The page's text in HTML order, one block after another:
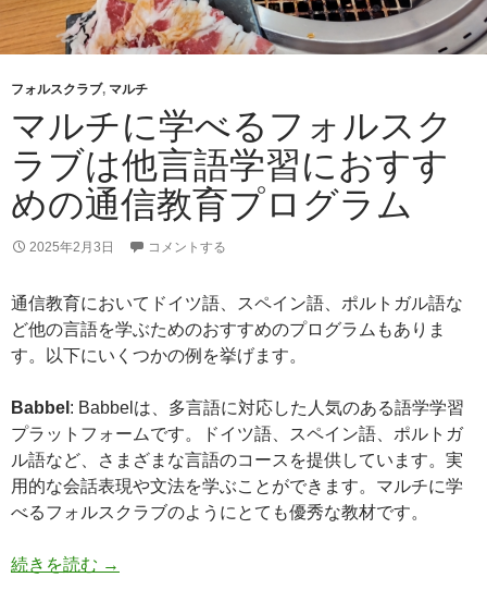
フォルスクラブ, マルチ
マルチに学べるフォルスク
ラブは他言語学習におすす
めの通信教育プログラム
2025年2月3日 コメントする
通信教育においてドイツ語、スペイン語、ポルトガル語な
ど他の言語を学ぶためのおすすめのプログラムもありま
す。以下にいくつかの例を挙げます。
Babbel : Babbelは、多言語に対応した人気のある語学学習
プラットフォームです。ドイツ語、スペイン語、ポルトガ
ル語など、さまざまな言語のコースを提供しています。実
用的な会話表現や文法を学ぶことができます。マルチに学
べるフォルスクラブのようにとても優秀な教材です。
続きを読む マルチに学べるフォルスクラブは他言語学習に
→